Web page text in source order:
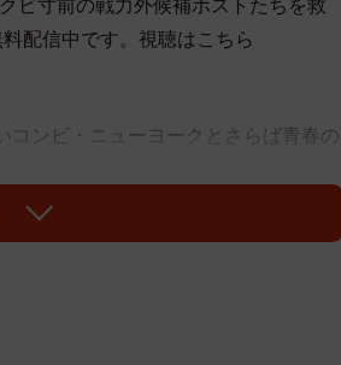
ビ寸前の戦力外候補ホストたちを救
配信中です。視聴はこちら
コンビ・ニューヨークとさらば青春の
本さんはイケメン芸能人がホストク
ホストクラブに体験入店し、その様子